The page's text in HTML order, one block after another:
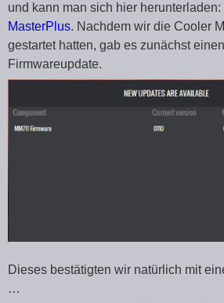
und kann man sich hier herunterladen:
MasterPlus. Nachdem wir die Cooler
gestartet hatten, gab es zunächst
Firmwareupdate.
Dieses bestätigten wir natürlich mit
…